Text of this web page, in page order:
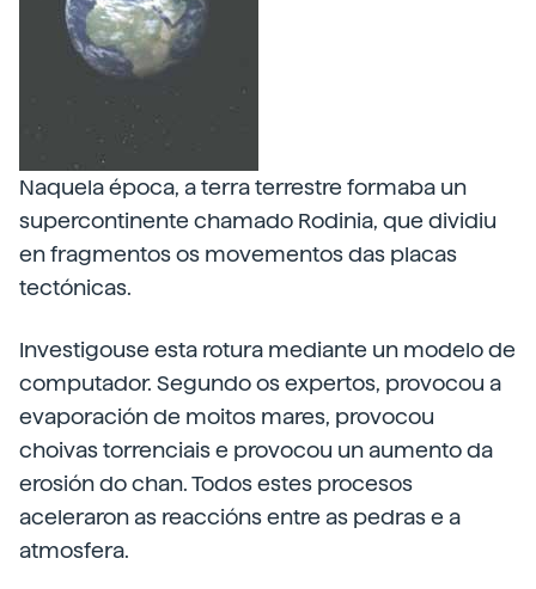
Naquela época, a terra terrestre formaba un
supercontinente chamado Rodinia, que dividiu
en fragmentos os movementos das placas
tectónicas.
Investigouse esta rotura mediante un modelo de
computador. Segundo os expertos, provocou a
evaporación de moitos mares, provocou
choivas torrenciais e provocou un aumento da
erosión do chan. Todos estes procesos
aceleraron as reaccións entre as pedras e a
atmosfera.